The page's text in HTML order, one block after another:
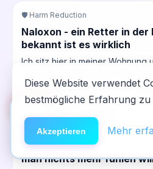
🛡️ Harm Reduction
Naloxon - ein Retter in der
bekannt ist es wirklich
Ich sitz hier in meiner Wohnung
📱 Social Media & Internet
Der Scroll-Abgrund – Wo
man nichts mehr fühlen
🆘Hilfe
NeelixberliN auf dem
wie eine echte App.
Diese Website verwendet
bestmögliche Erfahrung zu
Akzeptieren Mehr